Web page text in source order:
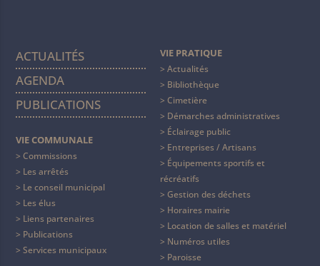
ACTUALITÉS
AGENDA
PUBLICATIONS
VIE COMMUNALE
Commissions
Les arrêtés
Le conseil municipal
Les élus
Liens partenaires
Publications
Services municipaux
VIE PRATIQUE
Actualités
Bibliothèque
Cimetière
Démarches administratives
Éclairage public
Entreprises / Artisans
Équipements sportifs et
récréatifs
Gestion des déchets
Horaires mairie
Location de salles et matériel
Numéros utiles
Paroisse